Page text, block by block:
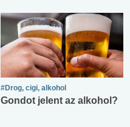
#Drog, cigi, alkohol
Gondot jelent az alkohol?